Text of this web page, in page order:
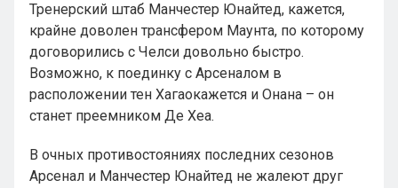
Тренерский штаб Манчестер Юнайтед, кажется,
крайне доволен трансфером Маунта, по которому
договорились с Челси довольно быстро.
Возможно, к поединку с Арсеналом в
расположении тен Хагаокажется и Онана – он
станет преемником Де Хеа.
В очных противостояниях последних сезонов
Арсенал и Манчестер Юнайтед не жалеют друг